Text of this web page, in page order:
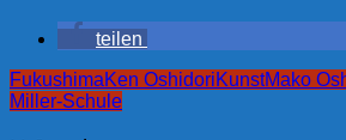
teilen
FukushimaKen OshidoriKunstMako
Miller-Schule